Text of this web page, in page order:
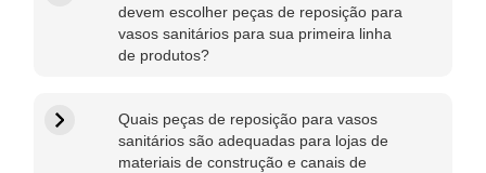
devem escolher peças de reposição para
vasos sanitários para sua primeira linha
de produtos?
Quais peças de reposição para vasos
sanitários são adequadas para lojas de
materiais de construção e canais de